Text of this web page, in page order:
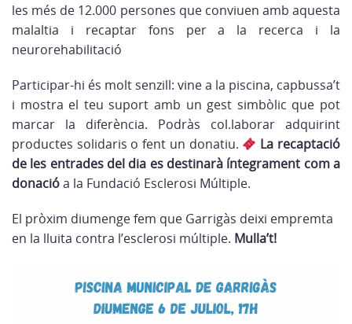
les més de 12.000 persones que conviuen amb aquesta
malaltia i recaptar fons per a la recerca i la
neurorehabilitació
Participar-hi és molt senzill: vine a la piscina, capbussa’t
i mostra el teu suport amb un gest simbòlic que pot
marcar la diferència. Podràs col.laborar adquirint
productes solidaris o fent un donatiu.
La recaptació
de les entrades del dia es destinarà íntegrament com a
donacióa la Fundació Esclerosi Múltiple.
El pròxim diumenge fem que Garrigàs deixi empremta
en la lluita contra l’esclerosi múltiple. Mulla’t!